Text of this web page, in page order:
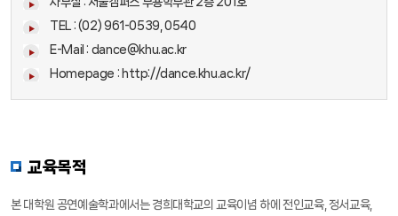
TEL : (02) 961-0539, 0540
E-Mail : dance@khu.ac.kr
Homepage : http://dance.khu.ac.kr/
교육목적
본 대학원 공연예술학과에서는 경희대학교의 교육이념 하에 전인교육, 정서교육,